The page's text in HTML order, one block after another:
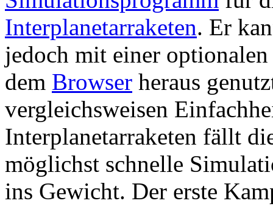
Interplanetarraketen. Er
jedoch mit einer
dem Browser heraus
vergleichsweisen
Interplanetarraketen fällt
möglichst schnelle
ins Gewicht. Der erste